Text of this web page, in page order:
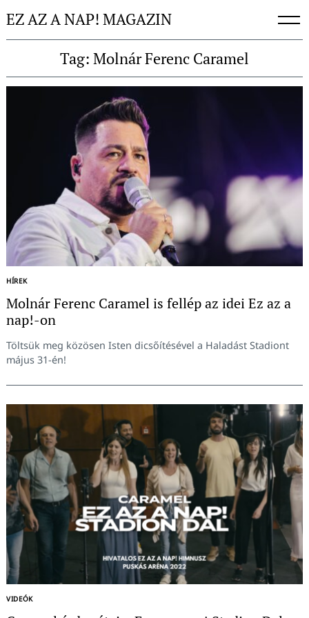
toEZ AZ A NAP! MAGAZIN
Tag: Molnár Ferenc Caramel
HÍREK
Molnár Ferenc Caramel is fellép az idei Ez az a
nap!-on
Töltsük meg közösen Isten dicsőítésével a Haladást Stadiont
május 31-én!
VIDEÓK